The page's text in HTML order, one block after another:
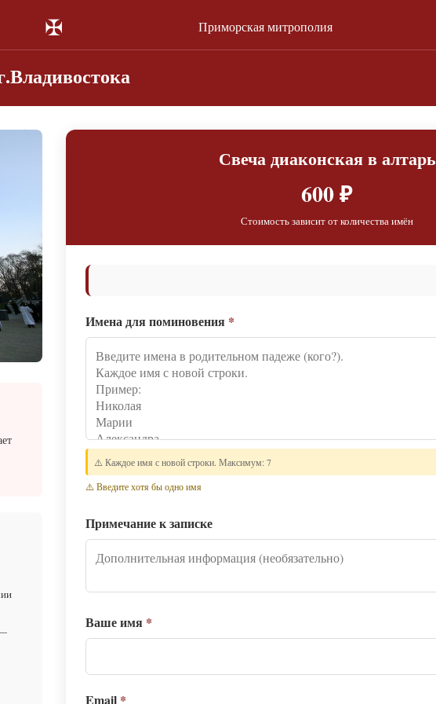
✠ Приморская митрополия
Свеча диаконская в алтарь
600 ₽
Стоимость зависит от количества имён
Имена для поминовения *
⚠️ Каждое имя с новой строки. Максимум: 7
⚠️ Введите хотя бы одно имя
Примечание к записке
Ваше имя *
Email *